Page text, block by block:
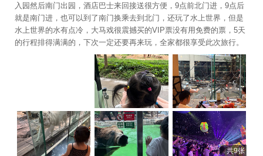
入园然后南门出园，酒店巴士来回接送很方便，9点前北门进，9点后
就是南门进，也可以到了南门换乘去到北门，还玩了水上世界，但是
水上世界的水有点冷，大马戏很震撼买的VIP票没有用免费的票，5天
的行程排得满满的，下次一定还要再来玩，全家都很享受此次旅行。
共9张